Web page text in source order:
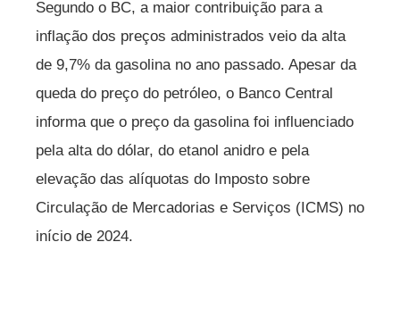
Segundo o BC, a maior contribuição para a
inflação dos preços administrados veio da alta
de 9,7% da gasolina no ano passado. Apesar da
queda do preço do petróleo, o Banco Central
informa que o preço da gasolina foi influenciado
pela alta do dólar, do etanol anidro e pela
elevação das alíquotas do Imposto sobre
Circulação de Mercadorias e Serviços (ICMS) no
início de 2024.